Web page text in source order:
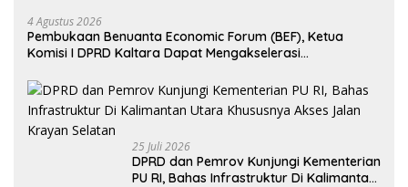
4 Agustus 2026
Pembukaan Benuanta Economic Forum (BEF), Ketua
Komisi I DPRD Kaltara Dapat Mengakselerasi
25 Juli 2026
DPRD dan Pemrov Kunjungi Kementerian
PU RI, Bahas Infrastruktur Di Kalimantan